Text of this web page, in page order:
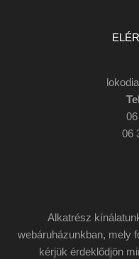
06
webáruházunkban, mely
kérjük érdeklődjön